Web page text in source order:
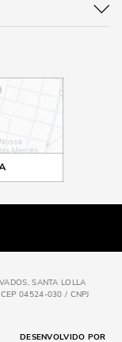
SANTA LOLLA
04524-030 / CNPJ
DESENVOLVIDO POR